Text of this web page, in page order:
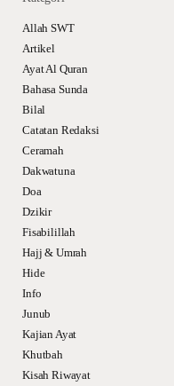
Allah SWT
Artikel
Ayat Al Quran
Bahasa Sunda
Bilal
Catatan Redaksi
Ceramah
Dakwatuna
Doa
Dzikir
Fisabilillah
Hajj & Umrah
Hide
Info
Junub
Kajian Ayat
Khutbah
Kisah Riwayat